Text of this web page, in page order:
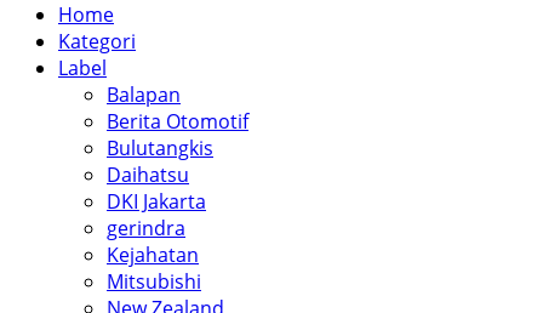
Home
Kategori
Label
Balapan
Berita Otomotif
Bulutangkis
Daihatsu
DKI Jakarta
gerindra
Kejahatan
Mitsubishi